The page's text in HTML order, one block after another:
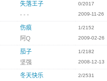
失落王子
- - -
0/2017
2009-11-26
伤痕
阿Q
1/2152
2009-02-26
茄子
坚强
1/2182
2008-12-13
冬天快乐
2/2531